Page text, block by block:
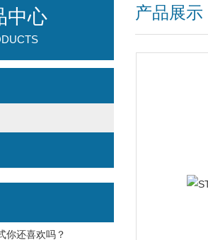
产品展示
中心
你还喜欢吗？